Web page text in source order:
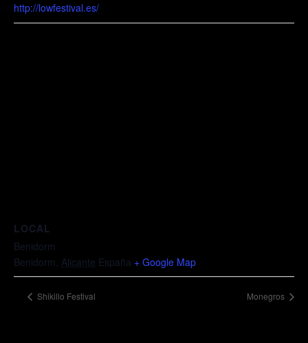
http://lowfestival.es/
LOCAL
Benidorm
Benidorm, Alicante España + Google Map
Shikillo Festival Monegros